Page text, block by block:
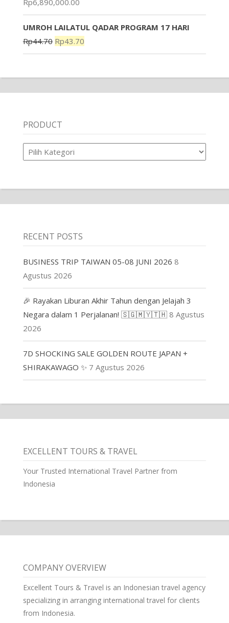
UMROH LAILATUL QADAR PROGRAM 17 HARI
Rp44.70 Rp43.70
PRODUCT
Product
RECENT POSTS
BUSINESS TRIP TAIWAN 05-08 JUNI 2026 8
Agustus 2026
🎉 Rayakan Liburan Akhir Tahun dengan Jelajah 3
Negara dalam 1 Perjalanan! 🇸🇬🇲🇾🇹🇭 8 Agustus
2026
7D SHOCKING SALE GOLDEN ROUTE JAPAN +
SHIRAKAWAGO ✨ 7 Agustus 2026
EXCELLENT TOURS & TRAVEL
Your Trusted International Travel Partner from
Indonesia
COMPANY OVERVIEW
Excellent Tours & Travel is an Indonesian travel agency
specializing in arranging international travel for clients
from Indonesia.